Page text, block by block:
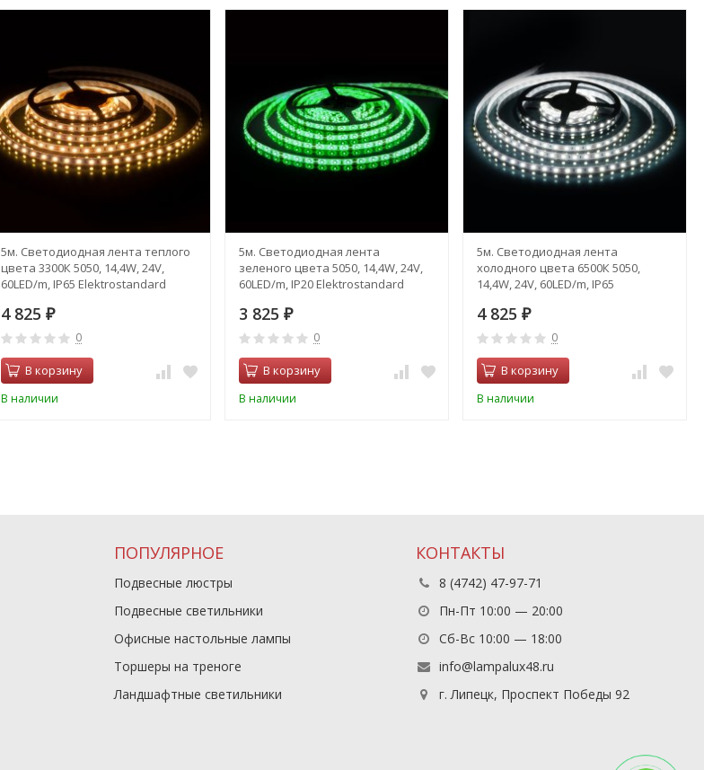
5м. Светодиодная лента теплого
цвета 3300К 5050, 14,4W, 24V,
60LED/m, IP65 Elektrostandard
4 825 ₽
0
В корзину
В наличии
5м. Светодиодная лента
зеленого цвета 5050, 14,4W, 24V,
60LED/m, IP20 Elektrostandard
3 825 ₽
0
В корзину
В наличии
5м. Светодиодная лента
холодного цвета 6500К 5050,
14,4W, 24V, 60LED/m, IP65
4 825 ₽
0
В корзину
В наличии
ПОПУЛЯРНОЕ
Подвесные люстры
Подвесные светильники
Офисные настольные лампы
Торшеры на треноге
Ландшафтные светильники
КОНТАКТЫ
8 (4742) 47-97-71
Пн-Пт 10:00 — 20:00
Сб-Вс 10:00 — 18:00
info@lampalux48.ru
г. Липецк, Проспект Победы 92